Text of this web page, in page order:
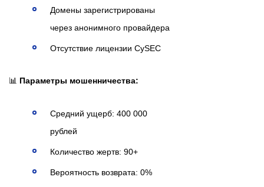
Домены зарегистрированы
через анонимного провайдера
Отсутствие лицензии CySEC
📊 Параметры мошенничества:
Средний ущерб: 400 000
рублей
Количество жертв: 90+
Вероятность возврата: 0%